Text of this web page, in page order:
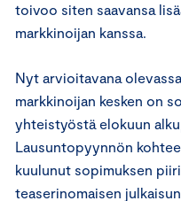
toivoo siten saavansa
markkinoijan kanssa.
Nyt arvioitavana
markkinoijan kesken on
yhteistyöstä elokuun
Lausuntopyynnön
kuulunut sopimuksen
teaserinomaisen